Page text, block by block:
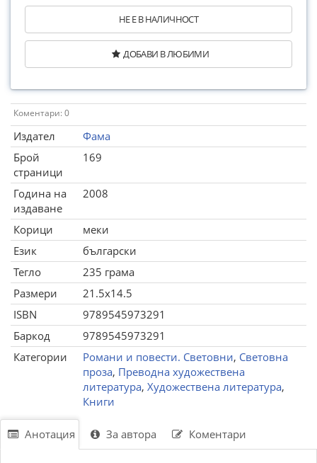
НЕ Е В НАЛИЧНОСТ
ДОБАВИ В ЛЮБИМИ
Коментари: 0
Издател
Фама
Брой
страници
169
Година на
издаване
2008
Корици
меки
Език
български
Тегло
235 грама
Размери
21.5x14.5
ISBN
9789545973291
Баркод
9789545973291
Категории
Романи и повести. Световни, Световна
проза, Преводна художествена
литература, Художествена литература,
Книги
Анотация За автора Коментари